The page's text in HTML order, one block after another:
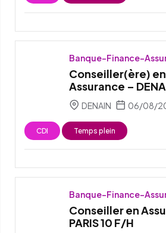
Banque-Finance-
Conseiller(ère) en
Assurance –
DENAIN 06/08/
CDI Temps plein
Banque-Finance-
Conseiller en
PARIS 10 F/H